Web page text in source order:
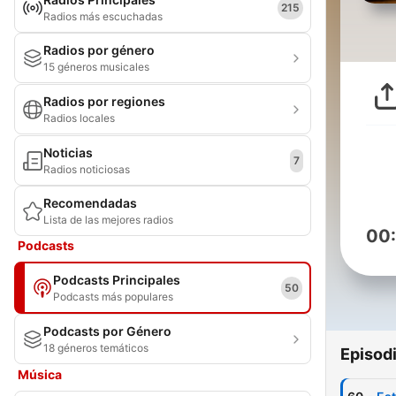
Radios más escuchadas
215
Radios por género
15 géneros musicales
Radios por regiones
Radios locales
Noticias
Radios noticiosas
7
Recomendadas
Lista de las mejores radios
Podcasts
Podcasts Principales
Podcasts más populares
50
Podcasts por Género
18 géneros temáticos
Música